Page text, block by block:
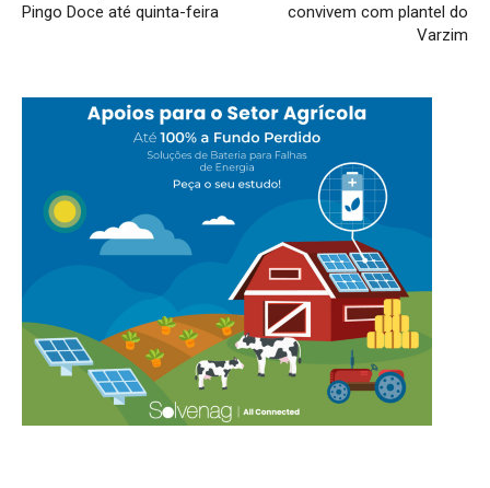
Pingo Doce até quinta-feira
convivem com plantel do
Varzim